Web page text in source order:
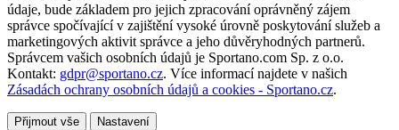
údaje, bude základem pro jejich zpracování oprávněný zájem
správce spočívající v zajištění vysoké úrovně poskytování služeb a
marketingových aktivit správce a jeho důvěryhodných partnerů.
Správcem vašich osobních údajů je Sportano.com Sp. z o.o.
Kontakt: gdpr@sportano.cz. Více informací najdete v našich
Zásadách ochrany osobních údajů a cookies - Sportano.cz.
Přijmout vše Nastavení